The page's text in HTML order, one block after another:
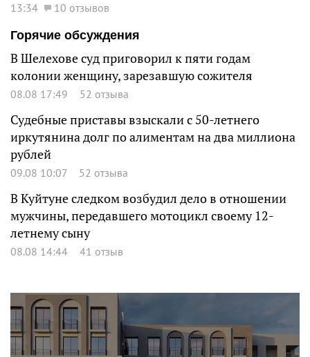
13:34
10 отзывов
Горячие обсуждения
В Шелехове суд приговорил к пяти годам
колонии женщину, зарезавшую сожителя
08.08 17:49 52 отзыва
Судебные приставы взыскали с 50-летнего
иркутянина долг по алиментам на два миллиона
рублей
09.08 10:07 52 отзыва
В Куйтуне следком возбудил дело в отношении
мужчины, передавшего мотоцикл своему 12-
летнему сыну
08.08 14:44 41 отзыв